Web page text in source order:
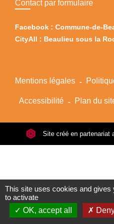
Contact par formulaire
Facebook : Commune-de-
CityAll : Beaulieu sous la
Mentions légales -
Accessibilité - Plan du
Site créé en partenariat
This site uses cookies and
to activate
OK, accept all